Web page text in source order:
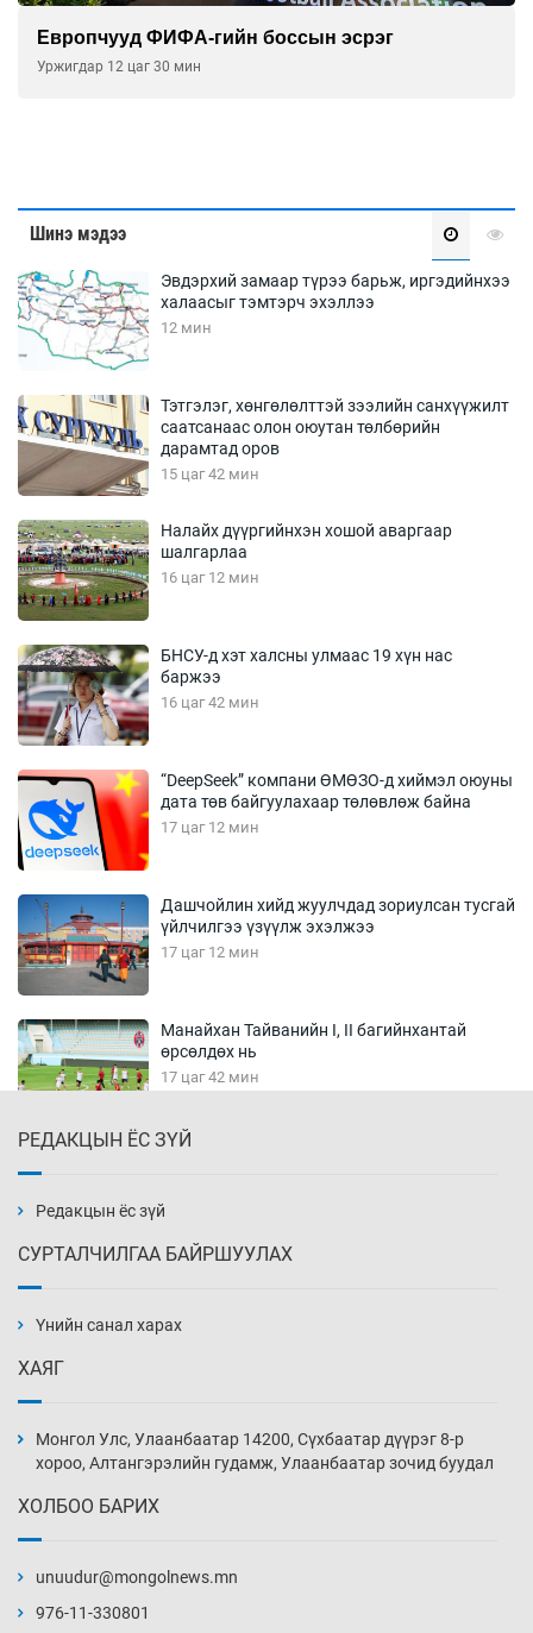
ФИФА-гийн боссын эсрэг
цаг 30 мин
Шинэ мэдээ
Эвдэрхий замаар түрээ барьж, иргэдийнхээ
халаасыг тэмтэрч эхэллээ
12 мин
Тэтгэлэг, хөнгөлөлттэй зээлийн санхүүжилт
саатсанаас олон оюутан төлбөрийн
дарамтад оров
15 цаг 42 мин
Налайх дүүргийнхэн хошой аваргаар
шалгарлаа
16 цаг 12 мин
БНСУ-д хэт халсны улмаас 19 хүн нас
баржээ
16 цаг 42 мин
“DeepSeek” компани ӨМӨЗО-д хиймэл оюуны
дата төв байгуулахаар төлөвлөж байна
17 цаг 12 мин
Дашчойлин хийд жуулчдад зориулсан тусгай
үйлчилгээ үзүүлж эхэлжээ
17 цаг 12 мин
Манайхан Тайванийн I, II багийнхантай
өрсөлдөх нь
17 цаг 42 мин
18 цаг 12 мин
18 цаг 42 мин
19 цаг 12 мин
19 цаг 42 мин
РЕДАКЦЫН ЁС ЗҮЙ
Редакцын ёс зүй
СУРТАЛЧИЛГАА БАЙРШУУЛАХ
Үнийн санал харах
ХАЯГ
Монгол Улс, Улаанбаатар 14200, Сүхбаатар дүүрэг 8-р
хороо, Алтангэрэлийн гудамж, Улаанбаатар зочид буудал
ХОЛБОО БАРИХ
unuudur@mongolnews.mn
976-11-330801